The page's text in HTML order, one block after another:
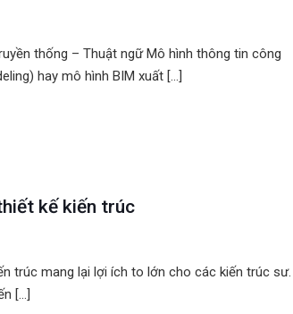
thống – Thuật ngữ Mô hình thông tin công
hay mô hình BIM xuất […]
kế kiến trúc
trúc mang lại lợi ích to lớn cho các kiến ​​trúc sư.
[…]